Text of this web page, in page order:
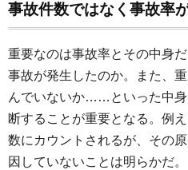
事故件数ではなく事故率
重要なのは事故率とその中身
事故が発生したのか。また、
んでいないか……といった中身
断することが重要となる。例
数にカウントされるが、その
因していないことは明らかだ。